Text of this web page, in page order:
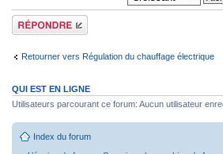
Répondre
Retourner vers Régulation du chauffage électrique
QUI EST EN LIGNE
Utilisateurs parcourant ce forum: Aucun utilisateur
Index du forum